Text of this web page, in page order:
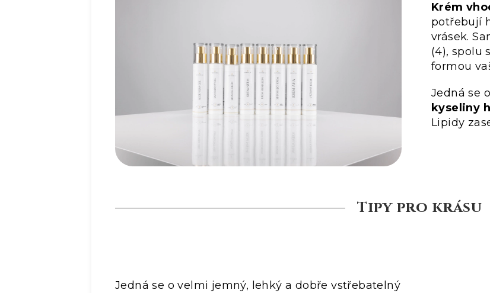
Krém
potřebují
vrásek.
(4), spolu
formou
Jedná se
kyseliny
Lipidy
Tipy pro krásu
Jedná se o velmi jemný, lehký a dobře vstřebatelný